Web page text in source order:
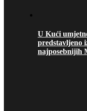
U Kući
predstavljeno
najposebnijih